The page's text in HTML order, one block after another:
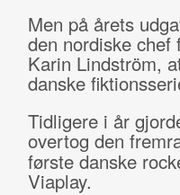
Men på årets
den nordiske
Karin Lindström,
danske
Tidligere i år
overtog den
første danske
Viaplay.